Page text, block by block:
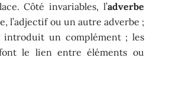
Côté invariables, l’adverbe
l’adjectif ou un autre adverbe ;
introduit un complément ; les
le lien entre éléments ou